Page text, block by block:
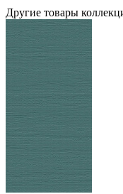
Другие товары